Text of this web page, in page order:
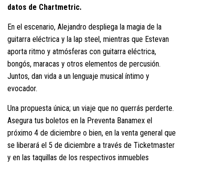
datos de Chartmetric.
En el escenario, Alejandro despliega la magia de la
guitarra eléctrica y la lap steel, mientras que Estevan
aporta ritmo y atmósferas con guitarra eléctrica,
bongós, maracas y otros elementos de percusión.
Juntos, dan vida a un lenguaje musical íntimo y
evocador.
Una propuesta única; un viaje que no querrás perderte.
Asegura tus boletos en la Preventa Banamex el
próximo 4 de diciembre o bien, en la venta general que
se liberará el 5 de diciembre a través de Ticketmaster
y en las taquillas de los respectivos inmuebles